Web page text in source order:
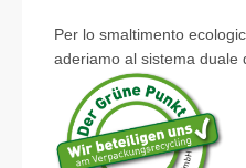
Per lo smaltimento
aderiamo al sistema duale